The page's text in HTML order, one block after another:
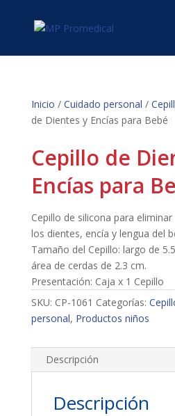
Inicio / Cuidado personal /
de Dientes y Encías para Bebé
Cepillo de
Encías para
Cepillo de silicona para
los dientes, encía y lengua del
Tamaño del Cepillo: largo de
área de cerdas de 2.3 cm.
Presentación: Caja x 1 Cepillo
SKU: CP-1061 Categorías:
personal, Productos niños
Descripción
Descripción